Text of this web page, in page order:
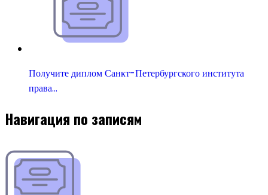
Получите диплом Санкт-Петербургского института
права…
Навигация по записям